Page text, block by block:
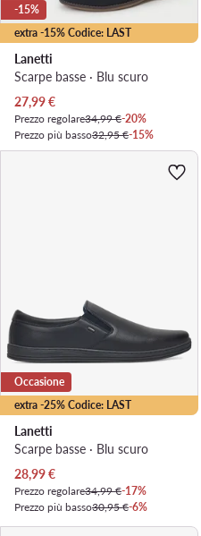
extra -15% Codice: LAST
-15%
Lanetti
Scarpe basse · Blu scuro
Prezzo attuale
27,99€
Prezzo regolare34,99 €-20%
Prezzo più basso32,95 €-15%
extra -25% Codice: LAST
Occasione
Lanetti
Scarpe basse · Blu scuro
Prezzo attuale
28,99€
Prezzo regolare34,99 €-17%
Prezzo più basso30,95 €-6%